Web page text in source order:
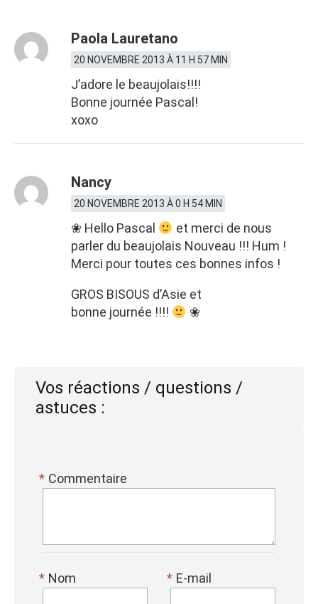
Paola Lauretano
20 NOVEMBRE 2013 À 11 H 57 MIN
J’adore le beaujolais!!!!
Bonne journée Pascal!
xoxo
Nancy
20 NOVEMBRE 2013 À 0 H 54 MIN
❀ Hello Pascal
et merci de nous
parler du beaujolais Nouveau !!! Hum !
Merci pour toutes ces bonnes infos !
GROS BISOUS d’Asie et
bonne journée !!!!
❀
Vos réactions / questions /
astuces :
Commentaire
*
Nom
* E-mail
*